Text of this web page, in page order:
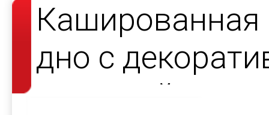
дно с
атласной